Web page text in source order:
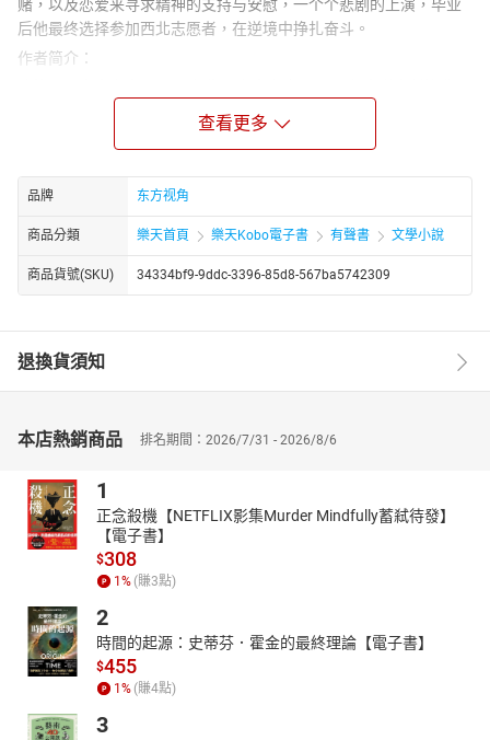
赌，以及恋爱来寻求精神的支持与安慰，一个个悲剧的上演，毕业
后他最终选择参加西北志愿者，在逆境中挣扎奋斗。
作者简介：
在校期间，参加过亚运会志愿者，毕业后做过临时工，从事过小说
编辑、文化馆文案，现今为一名大学生村官。2007年开始发表作
塞》、《夕阳带去我的思念带去我的泪》；诗歌有《为你写诗》、
《灯火阑珊处》等。
查看更多
品牌 东方视角
商品分類 樂天首頁 樂天Kobo電子書 有聲書 文學小說
商品貨號(SKU) 34334bf9-9ddc-3396-85d8-567ba5742309
退換貨須知
本店熱銷商品 排名期間：2026/7/31 - 2026/8/6
1
正念殺機【NETFLIX影集Murder Mindfully蓄弒待發】
【電子書】
$308
1 % (賺3點)
2
時間的起源：史蒂芬．霍金的最終理論【電子書】
$455
1 % (賺4點)
3